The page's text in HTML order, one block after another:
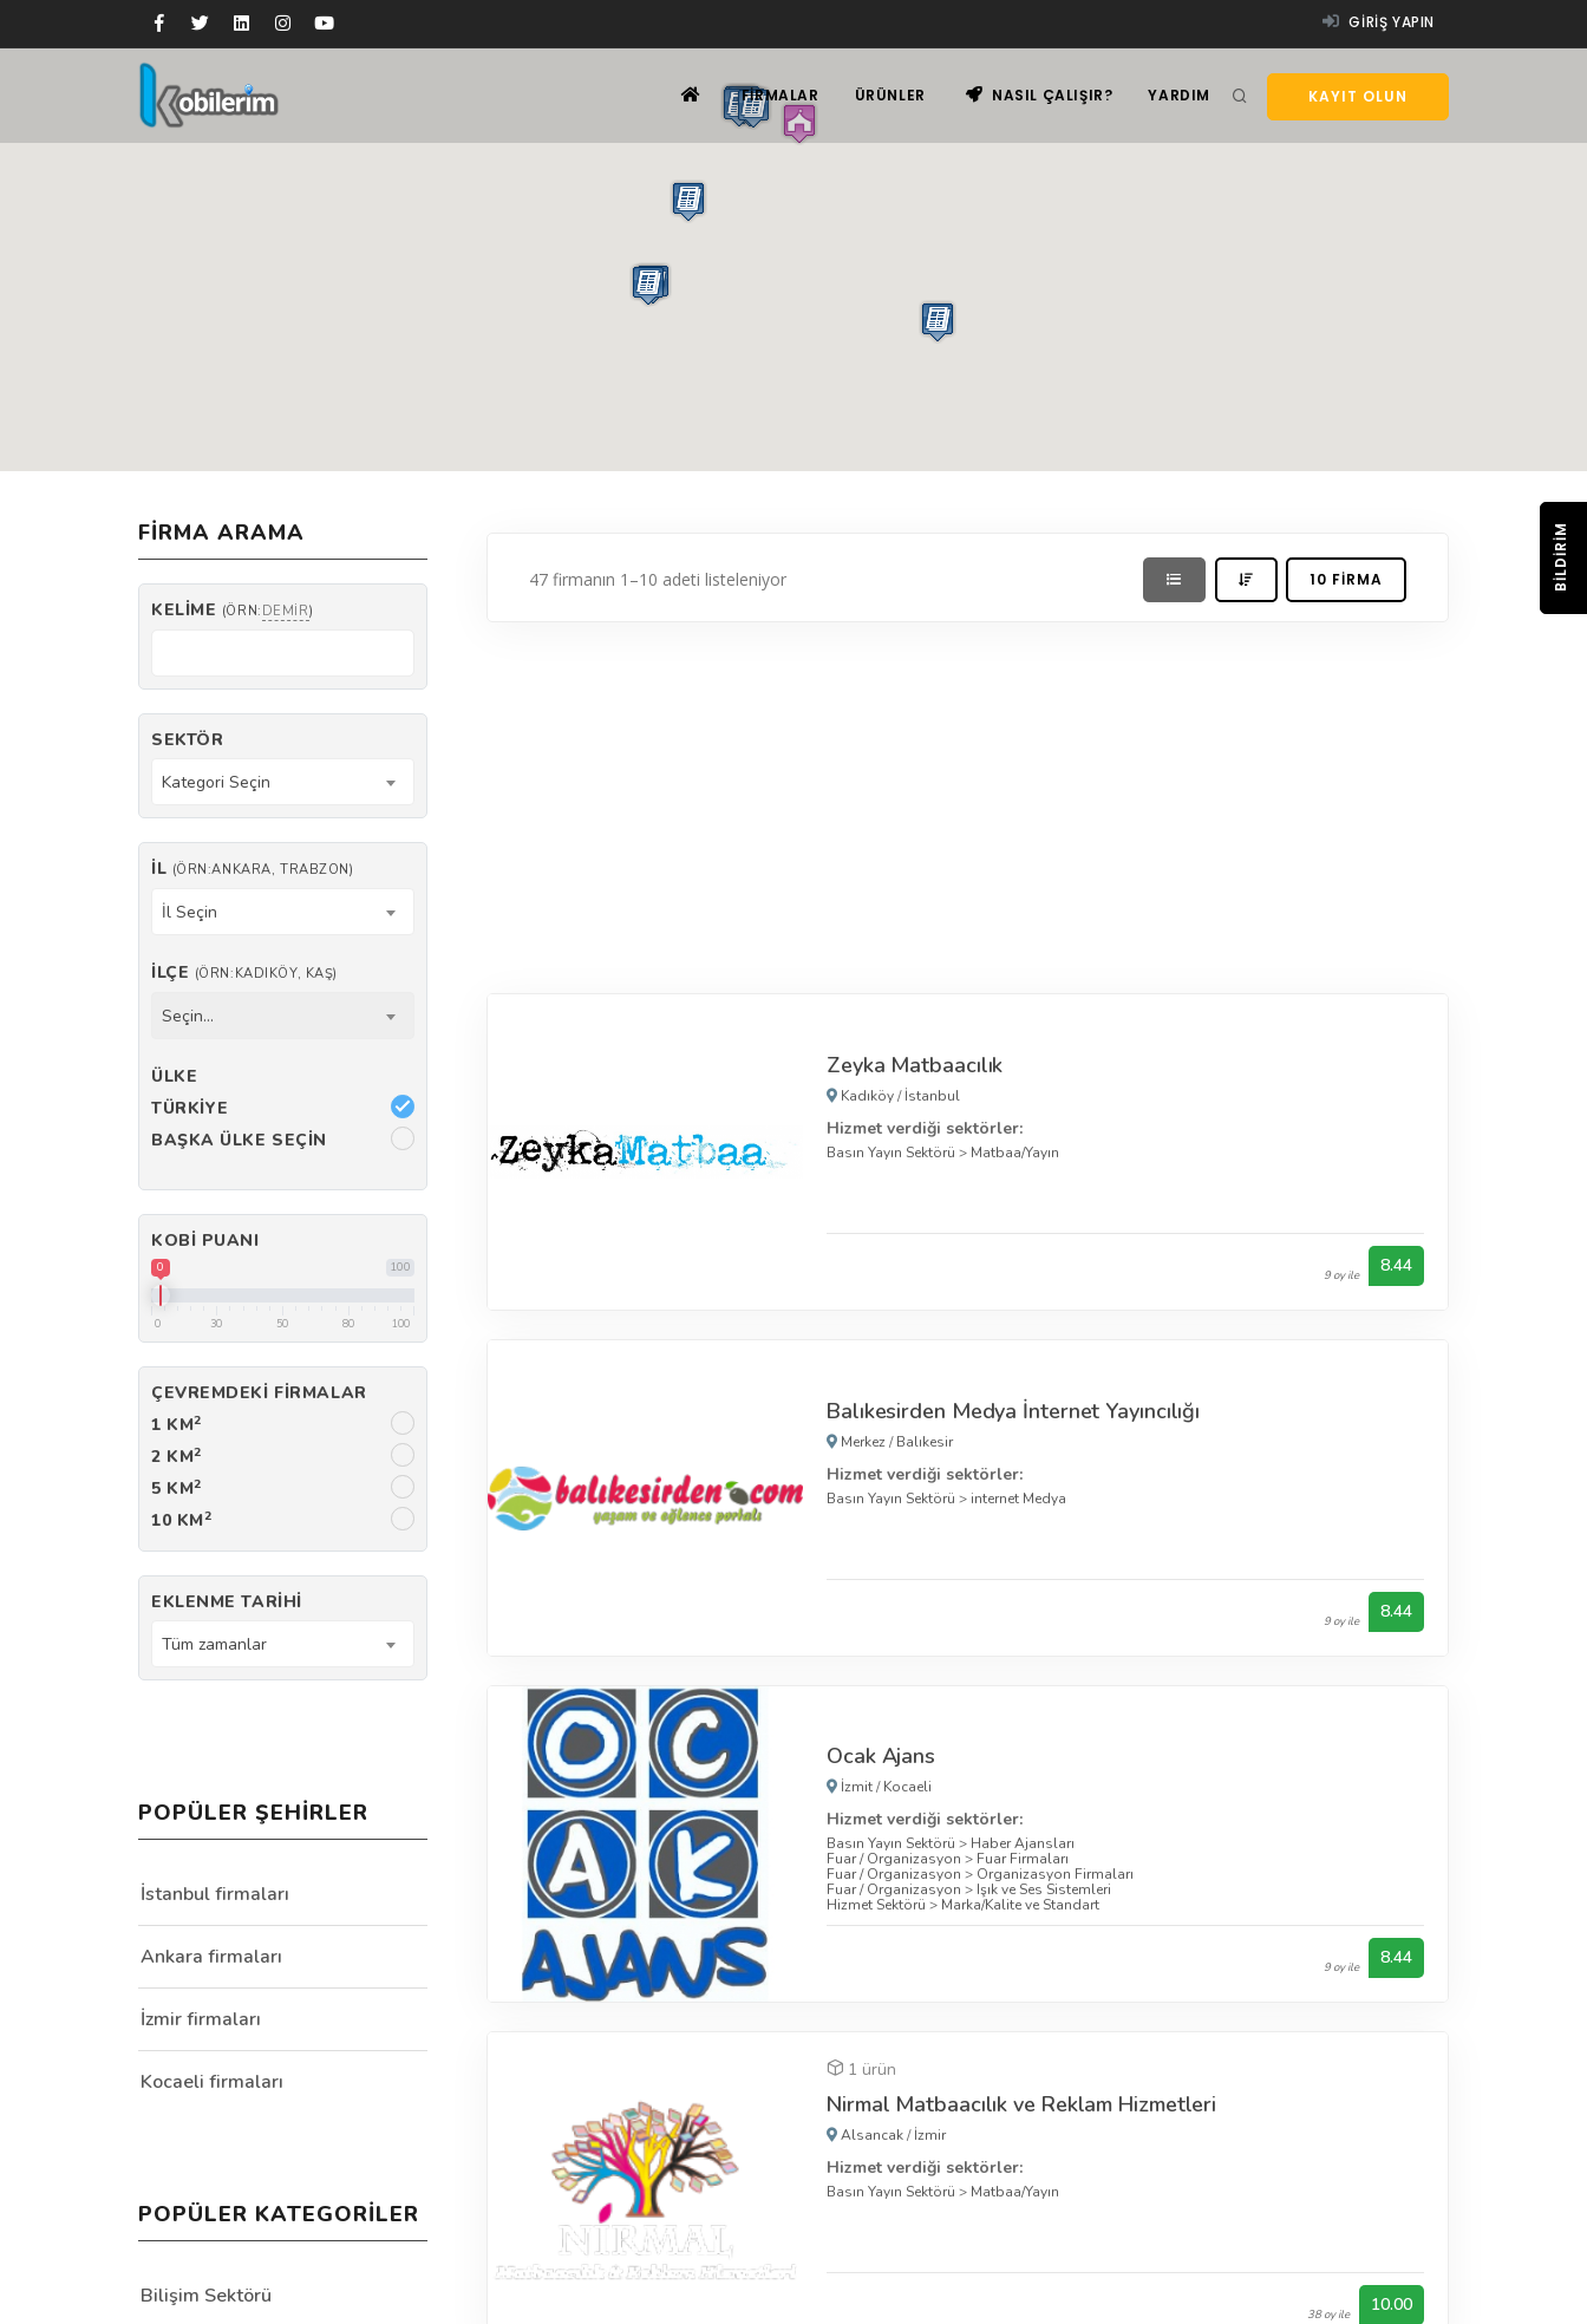
GIRIŞ YAPIN
KAYIT OLUN
FIRMALAR ÜRÜNLER NASIL ÇALIŞIR? YARDIM
47 firmanın 1–10 adeti listeleniyor 10 FIRMA
Zeyka Matbaacılık
Kadıköy/İstanbul
Hizmet verdiği sektörler:
Basın Yayın Sektörü > Matbaa/Yayın
9 oy ile 8.44
Balıkesirden Medya İnternet Yayıncılığı
Merkez/Balıkesir
Hizmet verdiği sektörler:
Basın Yayın Sektörü > internet Medya
9 oy ile 8.44
Ocak Ajans
İzmit/Kocaeli
Hizmet verdiği sektörler:
Basın Yayın Sektörü > Haber Ajansları
Fuar / Organizasyon > Fuar Firmaları
Fuar / Organizasyon > Organizasyon Firmaları
Fuar / Organizasyon > Işık ve Ses Sistemleri
Hizmet Sektörü > Marka/Kalite ve Standart
9 oy ile 8.44
1 ürün
Nirmal Matbaacılık ve Reklam Hizmetleri
Alsancak/İzmir
Hizmet verdiği sektörler:
Basın Yayın Sektörü > Matbaa/Yayın
38 oy ile 10.00
FIRMA ARAMA
KELIME (ÖRN: DEMIR)
SEKTÖR
Kategori Seçin
İL (ÖRN:ANKARA, TRABZON)
İl Seçin
İLÇE (ÖRN:KADIKÖY, KAŞ)
Seçin...
ÜLKE
TÜRKIYE
BAŞKA ÜLKE SEÇIN
KOBI PUANI
100
0
0 30 50 80 100
ÇEVREMDEKI FIRMALAR
1 KM2
2 KM2
5 KM2
10 KM2
EKLENME TARIHI
Tüm zamanlar
POPÜLER ŞEHIRLER
İstanbul firmaları
Ankara firmaları
İzmir firmaları
Kocaeli firmaları
POPÜLER KATEGORILER
Bilişim Sektörü
BILDIRIM